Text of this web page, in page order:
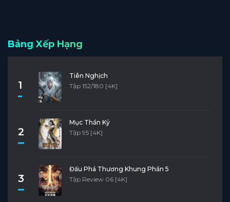
Bảng Xếp Hạng
1
Tiên Nghịch
Tập 152/180 [4K]
2
Mục Thần Ký
Tập 95 [4K]
3
Đấu Phá Thương Khung Phần 5
Tập Review 06 [4K]